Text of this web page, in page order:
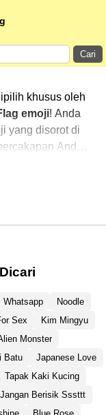
Cari
khusus oleh
emoji! Anda
yang disorot di
Anda
Kami telah
Empire Flag
Whatsapp
Noodle
Sex
Kim Mingyu
Monster
Batu
Japanese Love
Tapak Kaki Kucing
Jangan Berisik Sssttt